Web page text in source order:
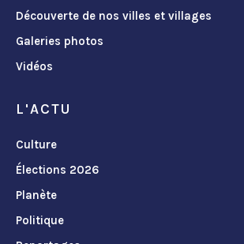
Découverte de nos villes et villages
Galeries photos
Vidéos
L'ACTU
Culture
Élections 2026
Planète
Politique